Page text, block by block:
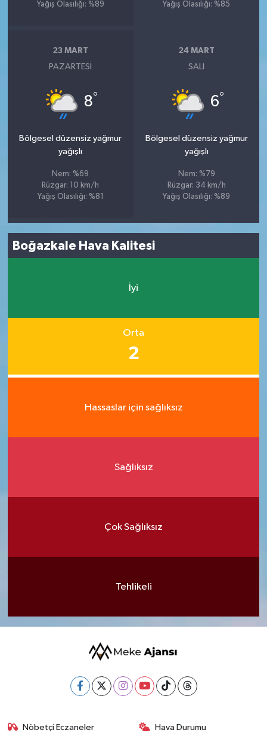
Yağış Olasılığı: %89
Yağış Olasılığı: %85
23 MART
PAZARTESI
8°
Bölgesel düzensiz yağmur
yağışlı
Nem: %69
Rüzgar: 10 km/h
Yağış Olasılığı: %81
24 MART
SALI
6°
Bölgesel düzensiz yağmur
yağışlı
Nem: %79
Rüzgar: 34 km/h
Yağış Olasılığı: %89
Boğazkale Hava Kalitesi
İyi
Orta
2
Hassaslar için sağlıksız
Sağlıksız
Çok Sağlıksız
Tehlikeli
Nöbetçi Eczaneler Hava Durumu